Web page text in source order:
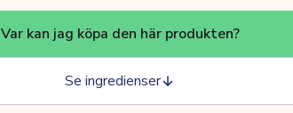
Var kan jag köpa den här produkten?
Se ingredienser